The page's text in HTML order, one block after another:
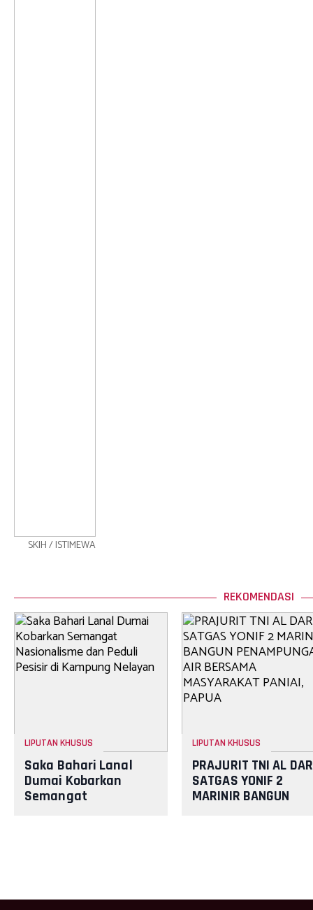
SKIH / ISTIMEWA
REKOMENDASI
LIPUTAN KHUSUS
Saka Bahari Lanal
Dumai Kobarkan
Semangat
LIPUTAN KHUSUS
PRAJURIT TNI AL
SATGAS YONIF 2
MARINIR BANGUN